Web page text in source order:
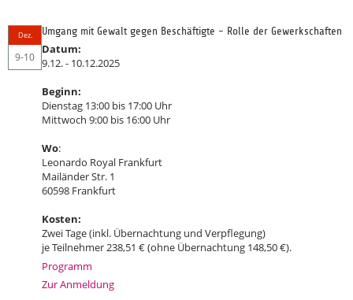
Dez.
9-10
Umgang mit Gewalt gegen Beschäftigte - Rolle der Gewerkschaften
Datum:
9.12. - 10.12.2025
Beginn:
Dienstag 13:00 bis 17:00 Uhr
Mittwoch 9:00 bis 16:00 Uhr
Wo:
Leonardo Royal Frankfurt
Mailänder Str. 1
60598 Frankfurt
Kosten:
Zwei Tage (inkl. Übernachtung und Verpflegung)
je Teilnehmer 238,51 € (ohne Übernachtung 148,50 €).
Programm
Zur Anmeldung